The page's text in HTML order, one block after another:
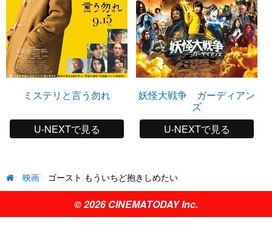
ミステリと言う勿れ
U-NEXTで見る
妖怪大戦争 ガーディアン
ズ
U-NEXTで見る
映画 ゴースト もういちど抱きしめたい
© 2026 CINEMATODAY Inc.